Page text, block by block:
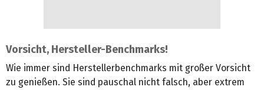
Vorsicht, Hersteller-Benchmarks!
Wie immer sind Herstellerbenchmarks mit großer Vorsicht
zu genießen. Sie sind pauschal nicht falsch, aber extrem